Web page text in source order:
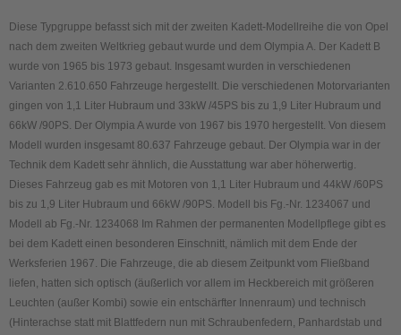
Diese Typgruppe befasst sich mit der zweiten Kadett-Modellreihe die von Opel
nach dem zweiten Weltkrieg gebaut wurde und dem Olympia A. Der Kadett B
wurde von 1965 bis 1973 gebaut. Insgesamt wurden in verschiedenen
Varianten 2.610.650 Fahrzeuge hergestellt. Die verschiedenen Motorvarianten
gingen von 1,1 Liter Hubraum und 33kW /45PS bis zu 1,9 Liter Hubraum und
66kW /90PS. Der Olympia A wurde von 1967 bis 1970 hergestellt. Von diesem
Modell wurden insgesamt 80.637 Fahrzeuge gebaut. Der Olympia war in der
Technik dem Kadett sehr ähnlich, die Ausstattung war aber höherwertig.
Dieses Fahrzeug gab es mit Motoren von 1,1 Liter Hubraum und 44kW /60PS
bis zu 1,9 Liter Hubraum und 66kW /90PS. Modell bis Fg.-Nr. 1234067 und
Modell ab Fg.-Nr. 1234068 Im Rahmen der permanenten Modellpflege gibt es
bei dem Kadett einen besonderen Einschnitt, nämlich mit dem Ende der
Werksferien 1967. Die Fahrzeuge, die ab diesem Zeitpunkt vom Fließband
liefen, hatten sich optisch (äußerlich vor allem im Heckbereich mit größeren
Leuchten (außer Kombi) sowie ein entschärfter Innenraum) und technisch
(Hinterachse statt mit Blattfedern nun mit Schraubenfedern, Panhardstab und